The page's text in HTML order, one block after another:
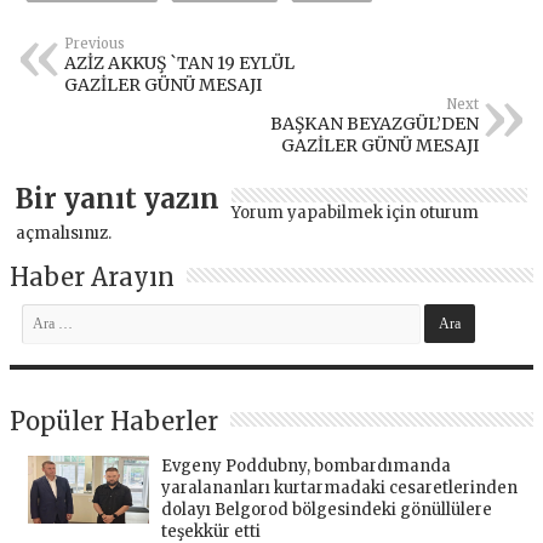
Previous
AZİZ AKKUŞ `TAN 19 EYLÜL
GAZİLER GÜNÜ MESAJI
Next
BAŞKAN BEYAZGÜL’DEN
GAZİLER GÜNÜ MESAJI
Bir yanıt yazın Yorum yapabilmek için oturum
açmalısınız.
Haber Arayın
Popüler Haberler
Evgeny Poddubny, bombardımanda
yaralananları kurtarmadaki cesaretlerinden
dolayı Belgorod bölgesindeki gönüllülere
teşekkür etti